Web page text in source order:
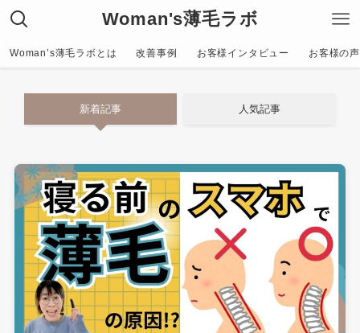
Woman's薄毛ラボ
Woman’s薄毛ラボとは 改善事例 お客様インタビュー お客様の
新着記事 人気記事